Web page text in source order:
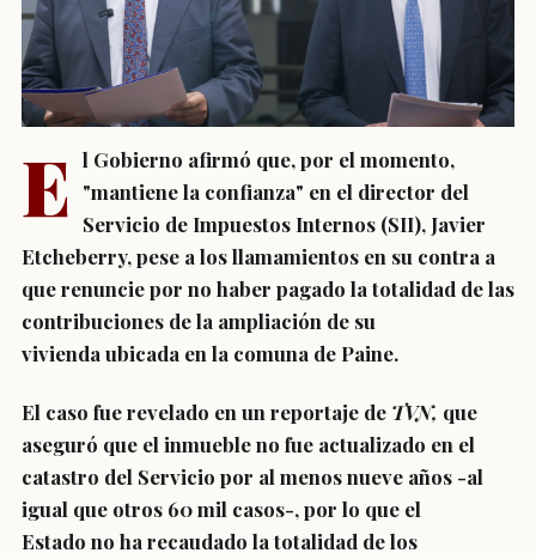
E l Gobierno afirmó que, por el momento,
"mantiene la confianza" en el director del
Servicio de Impuestos Internos (SII), Javier
Etcheberry, pese a los llamamientos en su contra a
que renuncie por no haber pagado la totalidad de las
contribuciones de la ampliación de su
vivienda ubicada en la comuna de Paine.
El caso fue revelado en un reportaje de TVN, que
aseguró que el inmueble no fue actualizado en el
catastro del Servicio por al menos nueve años -al
igual que otros 60 mil casos-, por lo que el
Estado no ha recaudado la totalidad de los